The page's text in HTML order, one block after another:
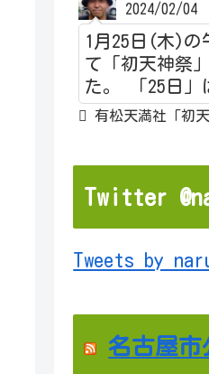
2024/02/04
1月25日(木)の
て「初天神祭
た。 「25日
有松天満社「初天
Twitter
Tweets by
名古屋市